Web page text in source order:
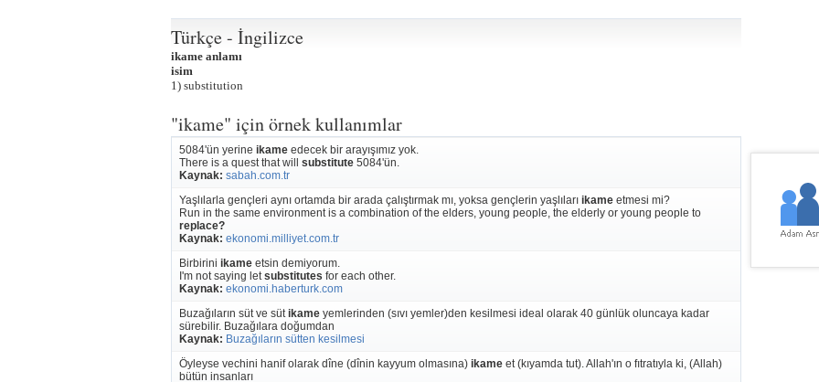
Türkçe - İngilizce
ikame anlamı
isim
1) substitution
"ikame" için örnek kullanımlar
5084'ün yerine ikame edecek bir arayışımız yok.
There is a quest that will substitute 5084'ün.
Kaynak: sabah.com.tr
Yaşlılarla gençleri aynı ortamda bir arada çalıştırmak mı, yoksa gençlerin yaşlıları ikame etmesi mi?
Run in the same environment is a combination of the elders, young people, the elderly or young people to
replace?
Kaynak: ekonomi.milliyet.com.tr
Birbirini ikame etsin demiyorum.
I'm not saying letsubstitutes for each other.
Kaynak: ekonomi.haberturk.com
Buzağıların süt ve sütikame yemlerinden (sıvı yemler)den kesilmesi ideal olarak 40 günlük oluncaya kadar
sürebilir. Buzağılara doğumdan
Kaynak: Buzağıların sütten kesilmesi
Öyleyse vechini hanif olarak dîne (dînin kayyum olmasına) ikame et (kıyamda tut). Allah'ın o fıtratıyla ki, (Allah)
bütün insanları